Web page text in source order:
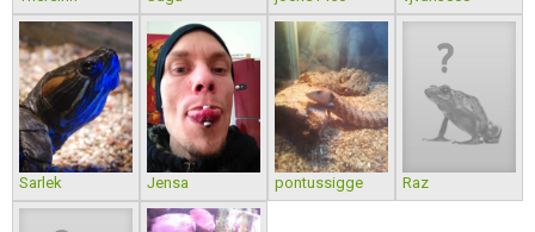
Sarlek Jensa pontussigge Raz